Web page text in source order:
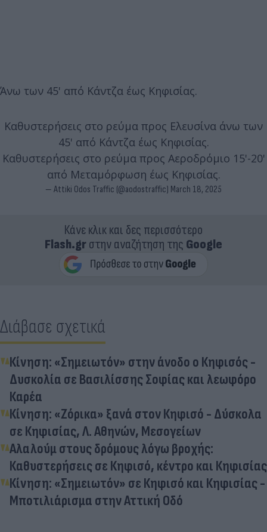
Άνω των 45' από Κάντζα έως Κηφισίας.
Καθυστερήσεις στο ρεύμα προς Ελευσίνα άνω των
45' από Κάντζα έως Κηφισίας.
Καθυστερήσεις στο ρεύμα προς Αεροδρόμιο 15'-20'
από Μεταμόρφωση έως Κηφισίας.
— Attiki Odos Traffic (@aodostraffic) March 18, 2025
Κάνε κλικ και δες περισσότερο
Flash.grστην αναζήτηση της Google
Διάβασε σχετικά
Κίνηση: «Σημειωτόν» στην άνοδο ο Κηφισός -
Δυσκολία σε Βασιλίσσης Σοφίας και λεωφόρο
Καρέα
Κίνηση: «Ζόρικα» ξανά στον Κηφισό - Δύσκολα
σε Κηφισίας, Λ. Αθηνών, Μεσογείων
Αλαλούμ στους δρόμους λόγω βροχής:
Καθυστερήσεις σε Κηφισό, κέντρο και Κηφισίας
Κίνηση: «Σημειωτόν» σε Κηφισό και Κηφισίας -
Μποτιλιάρισμα στην Αττική Οδό